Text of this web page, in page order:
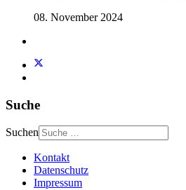
08. November 2024
Suche
Suchen
Kontakt
Datenschutz
Impressum